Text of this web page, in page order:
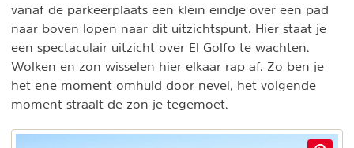
vanaf de parkeerplaats een klein eindje over een pad
naar boven lopen naar dit uitzichtspunt. Hier staat je
een spectaculair uitzicht over El Golfo te wachten.
Wolken en zon wisselen hier elkaar rap af. Zo ben je
het ene moment omhuld door nevel, het volgende
moment straalt de zon je tegemoet.